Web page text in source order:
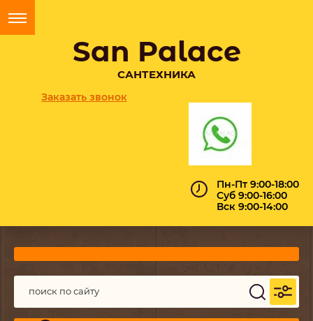
San Palace
САНТЕХНИКА
Заказать звонок
Пн-Пт 9:00-18:00
Суб 9:00-16:00
Вск 9:00-14:00